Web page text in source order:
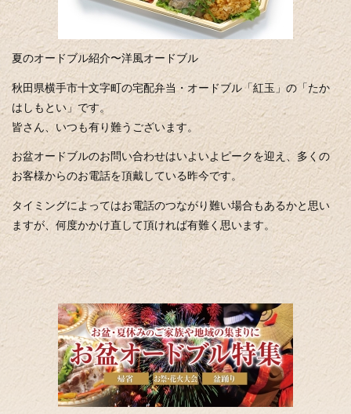
夏のオードブル紹介〜洋風オードブル
秋田県横手市十文字町の宅配弁当・オードブル「紅玉」の「たか
はしもとい」です。
皆さん、いつも有り難うございます。
お盆オードブルのお問い合わせはいよいよピークを迎え、多くの
お客様からのお電話を頂戴している昨今です。
タイミングによってはお電話のつながり難い場合もあるかと思い
ますが、何度かかけ直して頂ければ有難く思います。